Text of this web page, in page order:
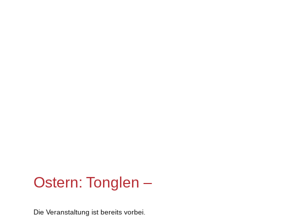
Ostern: Tonglen –
Die Veranstaltung ist bereits vorbei.